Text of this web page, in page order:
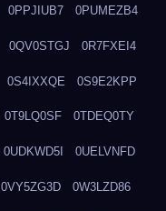
0PPJIUB7 0PUMEZB4
0QV0STGJ 0R7FXEI4
0S4IXXQE 0S9E2KPP
0T9LQ0SF 0TDEQ0TY
0UDKWD5I 0UELVNFD
0VY5ZG3D 0W3LZD86